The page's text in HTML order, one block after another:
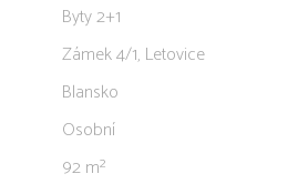
Byty 2+1
Zámek 4/1, Letovice
Blansko
Osobní
92 m²